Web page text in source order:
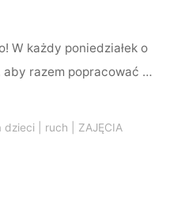
W każdy poniedziałek o
aby razem popracować …
dzieci| ruch
ZAJĘCIA